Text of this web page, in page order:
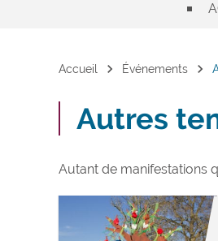
Accueil chevron_right Événements chevron_right
Autres
Autant de manifestations